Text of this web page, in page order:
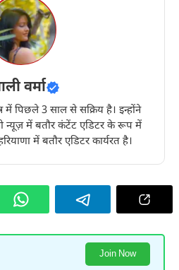
वर्मा
में पिछले 3 साल से सक्रिय है। इन्होंने
में बतौर कंटेंट एडिटर के रूप में
में बतौर एडिटर कार्यरत है।
Join Now